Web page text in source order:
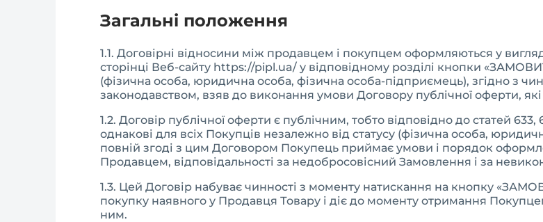
Загальні положення
1.1. Договірні відносини між продавцем і покупцем оформляються у
сторінці Веб-сайту https://pipl.ua/ у відповідному розділі кнопки
(фізична особа, юридична особа, фізична особа-підприємець), згідно з
законодавством, взяв до виконання умови Договору публічної оферти,
1.2. Договір публічної оферти є публічним, тобто відповідно до статей
однакові для всіх Покупців незалежно від статусу (фізична особа,
повній згоді з цим Договором Покупець приймає умови і порядок
Продавцем, відповідальності за недобросовісний Замовлення і за
1.3. Цей Договір набуває чинності з моменту натискання на кнопку
покупку наявного у Продавця Товару і діє до моменту отримання
ним.